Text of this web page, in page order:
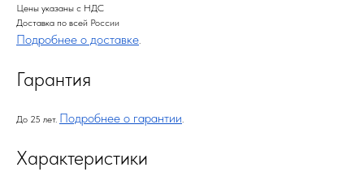
Цены указаны с НДС
Доставка по всей России
Подробнее о доставке.
Гарантия
До 25 лет. Подробнее о гарантии.
Характеристики